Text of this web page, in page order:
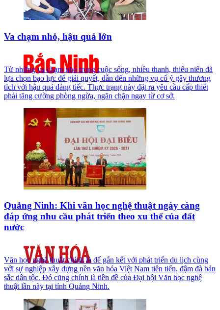
Va chạm nhỏ, hậu quả lớn
Từ những va chạm nhỏ trong cuộc sống, nhiều thanh, thiếu niên đã
lựa chọn bạo lực để giải quyết, dẫn đến những vụ cố ý gây thương
tích với hậu quả đáng tiếc. Thực trạng này đặt ra yêu cầu cấp thiết
phải tăng cường phòng ngừa, ngăn chặn ngay từ cơ sở.
Quảng Ninh: Khi văn học nghệ thuật ngày càng
đáp ứng nhu cầu phát triển theo xu thế của đất
nước
Văn học nghệ thuật chính là để gắn kết với phát triển du lịch cùng
với sự nghiệp xây dựng nền văn hóa Việt Nam tiên tiến, đậm đà bản
sắc dân tộc. Đó cũng chính là tiền đề của Đại hội Văn học nghệ
thuật lần này tại tỉnh Quảng Ninh.